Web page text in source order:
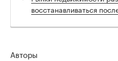
восстанавливаться
Авторы